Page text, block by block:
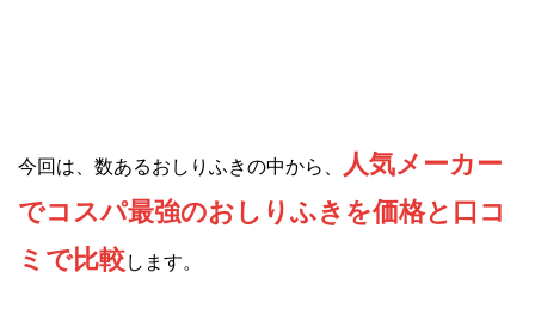
今回は、数あるおしりふきの中から、
人気メーカー
でコスパ最強のおしりふきを価格と口コ
ミで比較します。